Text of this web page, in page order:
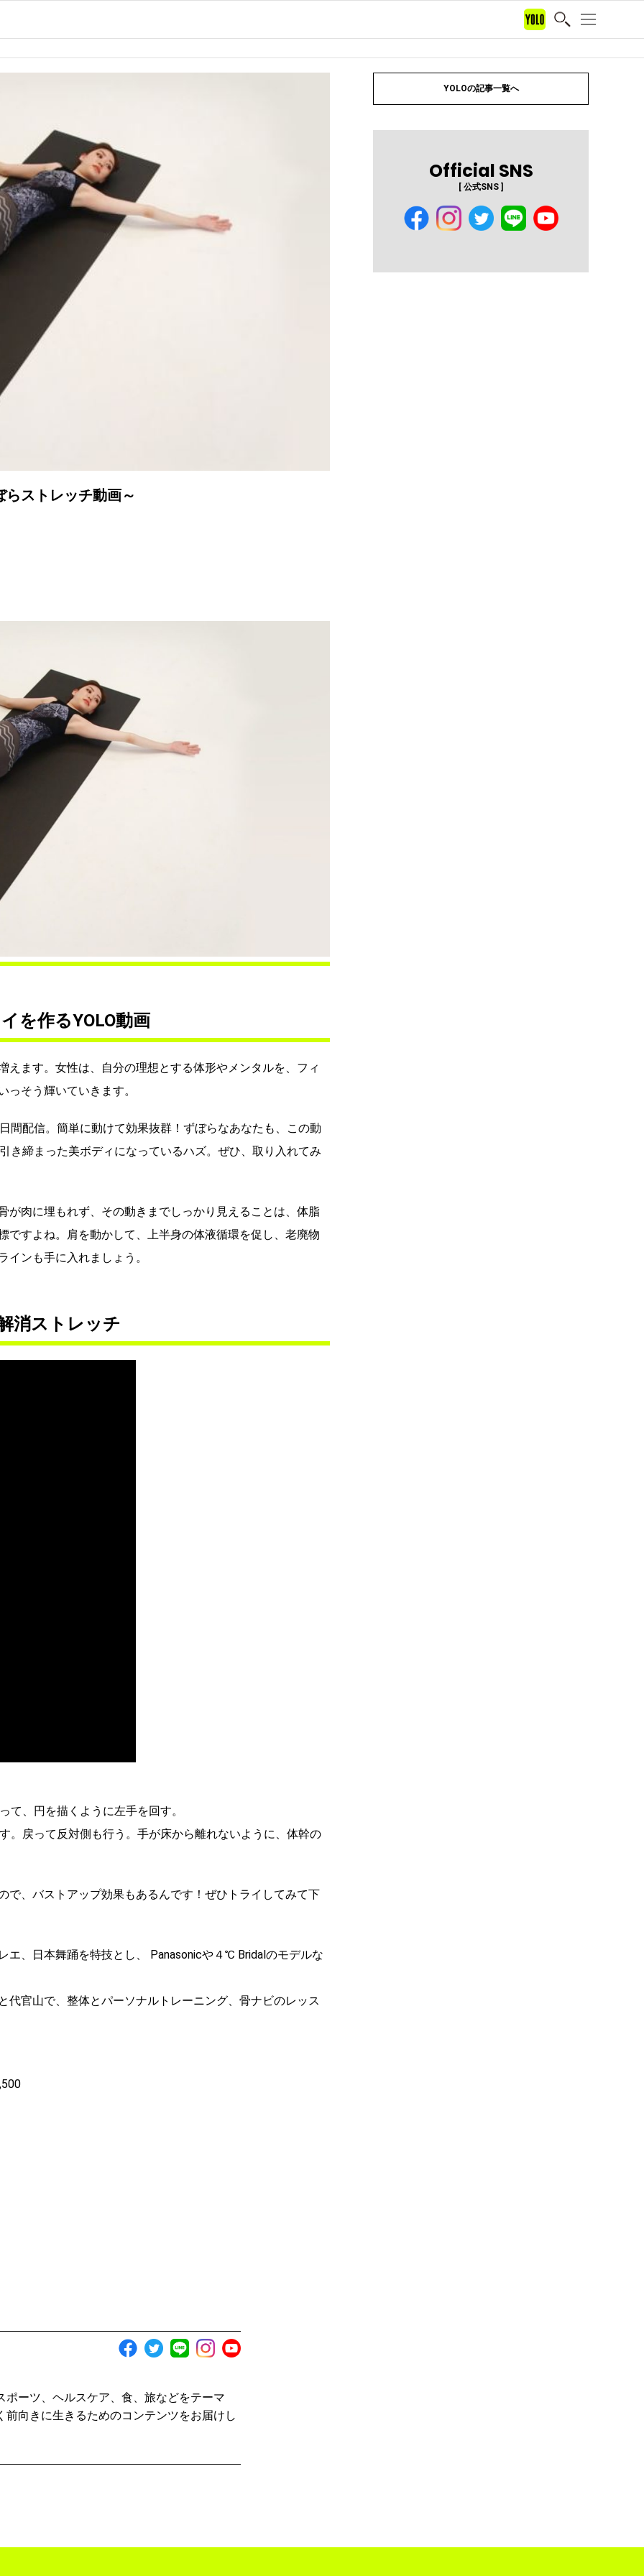
ストレッチ動画～
を作るYOLO動画
ます。女性は、自分の理想とする体形やメンタルを、フィ
そう輝いていきます。
間配信。簡単に動けて効果抜群！ずぼらなあなたも、この動
き締まった美ボディになっているハズ。ぜひ、取り入れてみ
が肉に埋もれず、その動きまでしっかり見えることは、体脂
ですよね。肩を動かして、上半身の体液循環を促し、老廃物
ンも手に入れましょう。
消ストレッチ
て、円を描くように左手を回す。
。戻って反対側も行う。手が床から離れないように、体幹の
で、バストアップ効果もあるんです！ぜひトライしてみて下
、日本舞踊を特技とし、 Panasonicや４℃ Bridalのモデルな
官山で、整体とパーソナルトレーニング、骨ナビのレッス
ポーツ、ヘルスケア、食、旅などをテーマ
前向きに生きるためのコンテンツをお届けし
YOLOの記事一覧へ
Official SNS
[ 公式SNS ]